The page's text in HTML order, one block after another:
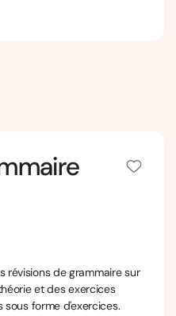
révisions de grammaire sur
et des exercices
sous forme d'exercices.